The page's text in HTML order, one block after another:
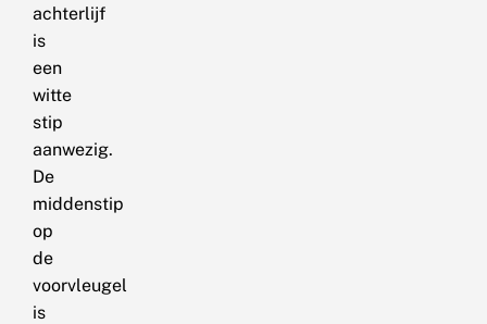
achterlijf
is
een
witte
stip
aanwezig.
De
middenstip
op
de
voorvleugel
is